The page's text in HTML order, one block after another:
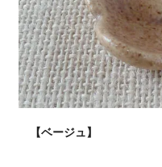
【ベージュ】